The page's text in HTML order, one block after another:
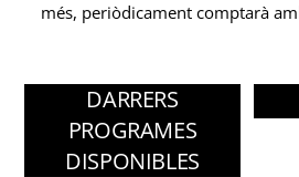
més, periòdicament comptarà
DARRERS
PROGRAMES
DISPONIBLES